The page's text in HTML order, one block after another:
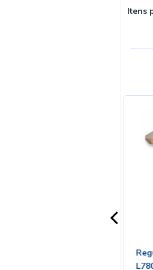
Itens